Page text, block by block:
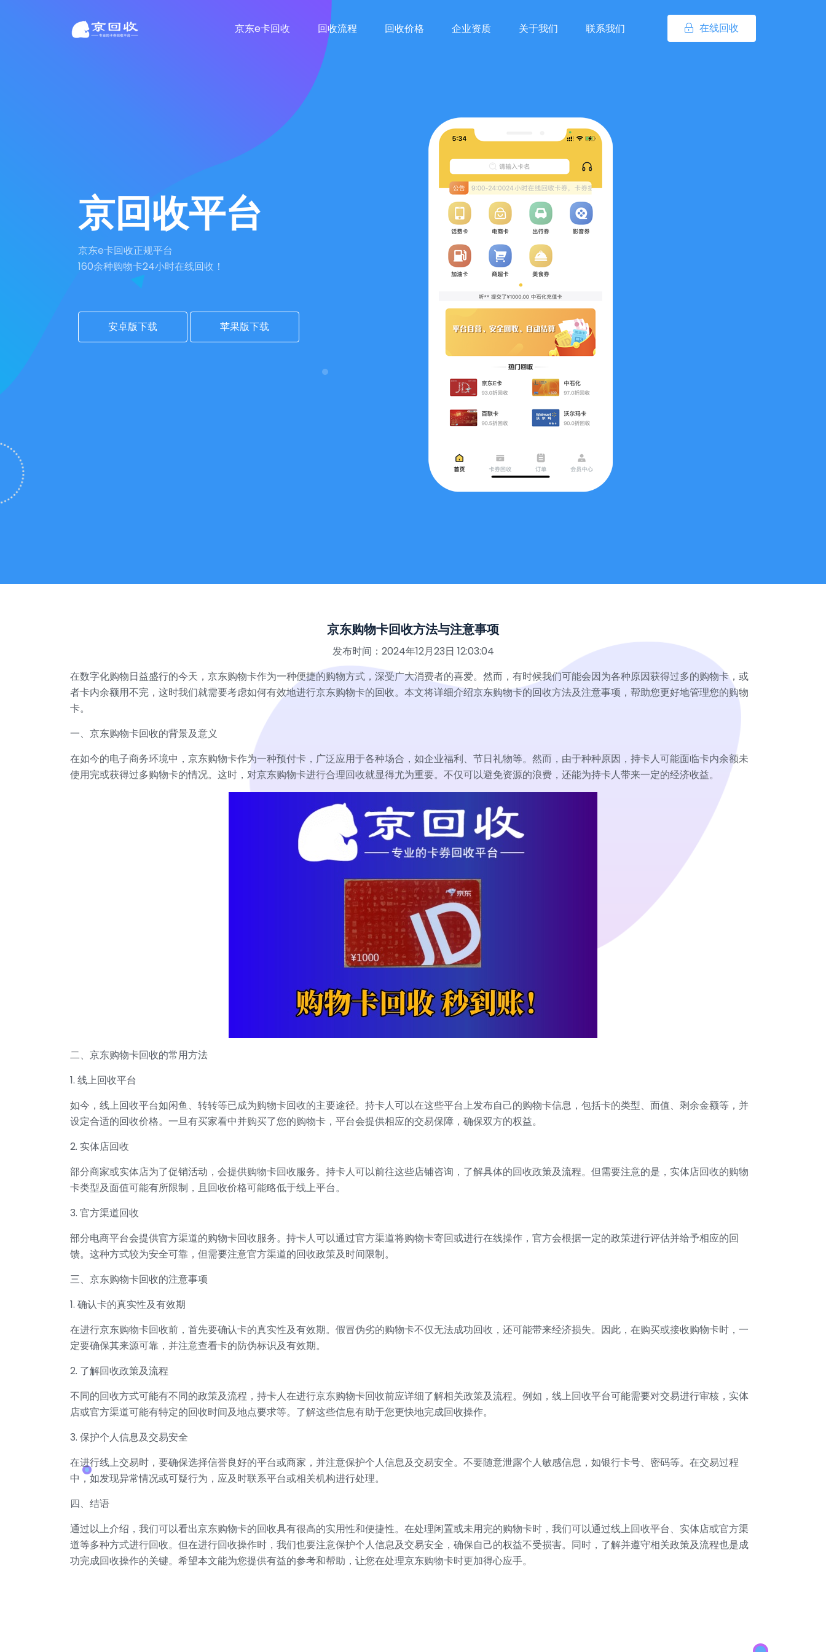
在线回收
京东e卡回收 回收流程 回收价格 企业资质 关于我们 联系我们
京回收平台
京东e卡回收正规平台
160余种购物卡24小时在线回收！
安卓版下载 苹果版下载
京东购物卡回收方法与注意事项
发布时间：2024年12月23日 12:03:04
在数字化购物日益盛行的今天，京东购物卡作为一种便捷的购物方式，深受广大消费者的喜爱。然而，有时候我们可能会因为各种原因获得过多的购物卡，或
者卡内余额用不完，这时我们就需要考虑如何有效地进行京东购物卡的回收。本文将详细介绍京东购物卡的回收方法及注意事项，帮助您更好地管理您的购物
卡。
一、京东购物卡回收的背景及意义
在如今的电子商务环境中，京东购物卡作为一种预付卡，广泛应用于各种场合，如企业福利、节日礼物等。然而，由于种种原因，持卡人可能面临卡内余额未
使用完或获得过多购物卡的情况。这时，对京东购物卡进行合理回收就显得尤为重要。不仅可以避免资源的浪费，还能为持卡人带来一定的经济收益。
二、京东购物卡回收的常用方法
1. 线上回收平台
如今，线上回收平台如闲鱼、转转等已成为购物卡回收的主要途径。持卡人可以在这些平台上发布自己的购物卡信息，包括卡的类型、面值、剩余金额等，并
设定合适的回收价格。一旦有买家看中并购买了您的购物卡，平台会提供相应的交易保障，确保双方的权益。
2. 实体店回收
部分商家或实体店为了促销活动，会提供购物卡回收服务。持卡人可以前往这些店铺咨询，了解具体的回收政策及流程。但需要注意的是，实体店回收的购物
卡类型及面值可能有所限制，且回收价格可能略低于线上平台。
3. 官方渠道回收
部分电商平台会提供官方渠道的购物卡回收服务。持卡人可以通过官方渠道将购物卡寄回或进行在线操作，官方会根据一定的政策进行评估并给予相应的回
馈。这种方式较为安全可靠，但需要注意官方渠道的回收政策及时间限制。
三、京东购物卡回收的注意事项
1. 确认卡的真实性及有效期
在进行京东购物卡回收前，首先要确认卡的真实性及有效期。假冒伪劣的购物卡不仅无法成功回收，还可能带来经济损失。因此，在购买或接收购物卡时，一
定要确保其来源可靠，并注意查看卡的防伪标识及有效期。
2. 了解回收政策及流程
不同的回收方式可能有不同的政策及流程，持卡人在进行京东购物卡回收前应详细了解相关政策及流程。例如，线上回收平台可能需要对交易进行审核，实体
店或官方渠道可能有特定的回收时间及地点要求等。了解这些信息有助于您更快地完成回收操作。
3. 保护个人信息及交易安全
在进行线上交易时，要确保选择信誉良好的平台或商家，并注意保护个人信息及交易安全。不要随意泄露个人敏感信息，如银行卡号、密码等。在交易过程
中，如发现异常情况或可疑行为，应及时联系平台或相关机构进行处理。
四、结语
通过以上介绍，我们可以看出京东购物卡的回收具有很高的实用性和便捷性。在处理闲置或未用完的购物卡时，我们可以通过线上回收平台、实体店或官方渠
道等多种方式进行回收。但在进行回收操作时，我们也要注意保护个人信息及交易安全，确保自己的权益不受损害。同时，了解并遵守相关政策及流程也是成
功完成回收操作的关键。希望本文能为您提供有益的参考和帮助，让您在处理京东购物卡时更加得心应手。